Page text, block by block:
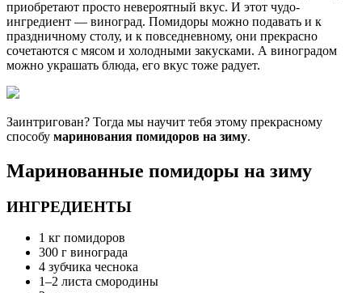
приобретают просто невероятный вкус. И этот чудо-
ингредиент — виноград. Помидоры можно подавать и к
праздничному столу, и к повседневному, они прекрасно
сочетаются с мясом и холодными закусками. А виноградом
можно украшать блюда, его вкус тоже радует.
Заинтригован? Тогда мы научит тебя этому прекрасному
способу маринования помидоров на зиму.
Маринованные помидоры на зиму
ИНГРЕДИЕНТЫ
1 кг помидоров
300 г винограда
4 зубчика чеснока
1–2 листа смородины